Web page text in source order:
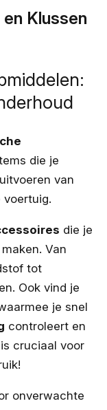
Klussen
die je
van
voertuig.
die je
Van
tot
Ook vind je
je snel
controleert en
cruciaal voor
onverwachte